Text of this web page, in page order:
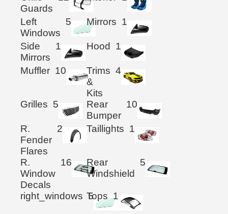
Guards
Left
Windows
5 Mirrors 1
Side
Mirrors
1 Hood 1
Muffler 10
Trims
&
Kits
4
Grilles 5
Rear
Bumper
10
R.
Fender
Flares
2 Taillights 1
R.
Window
Decals
16
Rear
Windshield
5
right_windows 5
Tops 1